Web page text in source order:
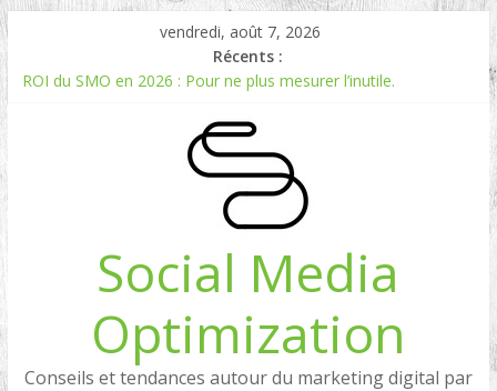
vendredi, août 7, 2026
Récents :
ROI du SMO en 2026 : Pour ne plus mesurer l’inutile.
Experts en Social Listening en France : qui sont les références
Reddit, la brique manquante entre Social Intelligence et AIO
Comment votre e-réputation dépend du social listening et des
Social Media
Optimization
Conseils et tendances autour du marketing digital par